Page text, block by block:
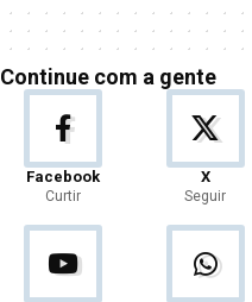
Continue com a gente
Facebook
Curtir
X
Seguir